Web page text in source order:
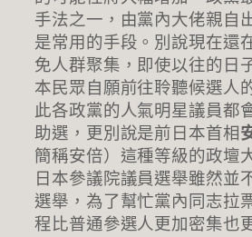
手法之一，由黨內大佬親自
是常用的手段。別說現在還
免人群聚集，即使以往的日
本民眾自願前往聆聽候選人
此各政黨的人氣明星議員都
助選，更別說是前日本首相
簡稱安倍）這種等級的政壇
日本參議院議員選舉雖然並
選舉，為了幫忙黨內同志拉
程比普通參選人更加密集也